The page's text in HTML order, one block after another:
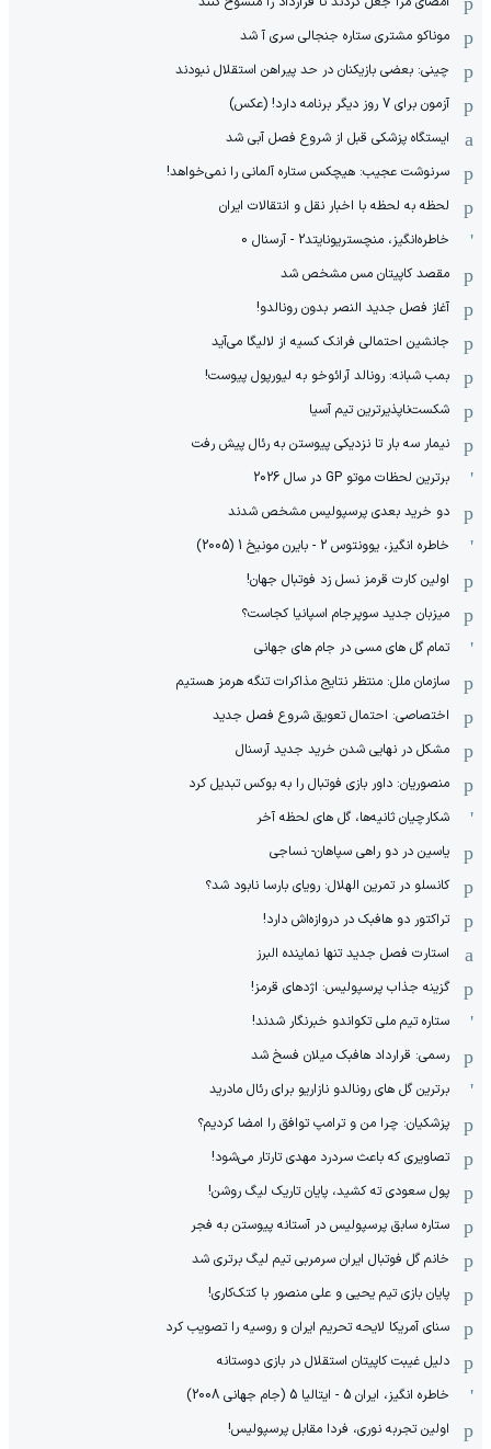
موناکو مشتری ستاره جنجالی سری آ شد
چینی: بعضی بازیکنان در حد پیراهن استقلال نبودند
آزمون برای 7 روز دیگر برنامه دارد! (عکس)
ایستگاه پزشکی قبل از شروع فصل آبی شد
سرنوشت عجیب: هیچکس ستاره آلمانی را نمی‌خواهد!
لحظه به لحظه با اخبار نقل و انتقالات ایران
خاطره‌انگیز، منچستریونایتد2 - آرسنال 0
مقصد کاپیتان مس مشخص شد
آغاز فصل جدید النصر بدون رونالدو!
جانشین احتمالی فرانک کسیه از لالیگا می‌آید
بمب شبانه: رونالد آرائوخو به لیورپول پیوست!
شکست‌ناپذیرترین تیم آسیا
نیمار سه بار تا نزدیکی پیوستن به رئال پیش رفت
برترین لحظات موتو GP در سال 2026
دو خرید بعدی پرسپولیس مشخص شدند
خاطره انگیز، یوونتوس 2 - بایرن مونیخ 1 (2005)
اولین کارت قرمز نسل زد فوتبال جهان!
میزبان جدید سوپرجام اسپانیا کجاست؟
تمام گل های مسی در جام های جهانی
سازمان ملل: منتظر نتایج مذاکرات تنگه هرمز هستیم
اختصاصی: احتمال تعویق شروع فصل جدید
مشکل در نهایی شدن خرید جدید آرسنال
منصوریان: داور بازی فوتبال را به بوکس تبدیل کرد
شکارچیان ثانیه‌ها، گل های لحظه آخر
یاسین در دو راهی سپاهان- نساجی
کانسلو در تمرین الهلال: رویای بارسا نابود شد؟
تراکتور دو هافبک در دروازه‌اش دارد!
استارت فصل جدید تنها نماینده البرز
گزینه جذاب پرسپولیس: اژدهای قرمز!
ستاره تیم ملی تکواندو خبرنگار شدند!
رسمی: قرارداد هافبک میلان فسخ شد
برترین گل های رونالدو نازاریو برای رئال مادرید
پزشکیان: چرا من و ترامپ توافق را امضا کردیم؟
تصاویری که باعث سردرد مهدی تارتار می‌شود!
پول سعودی ته کشید، پایان تاریک لیگ روشن!
ستاره سابق پرسپولیس در آستانه پیوستن به فجر
خانم گل فوتبال ایران سرمربی تیم لیگ برتری شد
پایان بازی تیم یحیی و علی منصور با کتک‌کاری!
سنای آمریکا لایحه تحریم ایران و روسیه را تصویب کرد
دلیل غیبت کاپیتان استقلال در بازی دوستانه
خاطره انگیز، ایران 5 - ایتالیا 5 (جام جهانی 2008)
اولین تجربه نوری، فردا مقابل پرسپولیس!